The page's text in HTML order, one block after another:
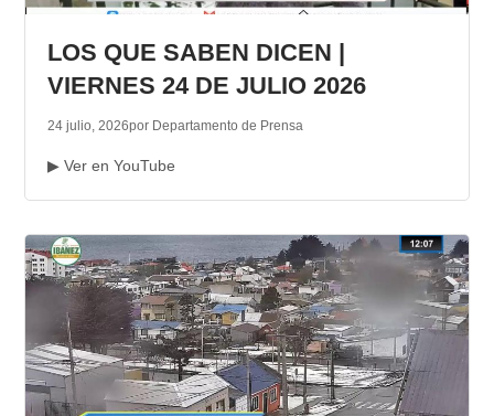
LOS QUE SABEN DICEN |
VIERNES 24 DE JULIO 2026
24 julio, 2026por Departamento de Prensa
▶ Ver en YouTube